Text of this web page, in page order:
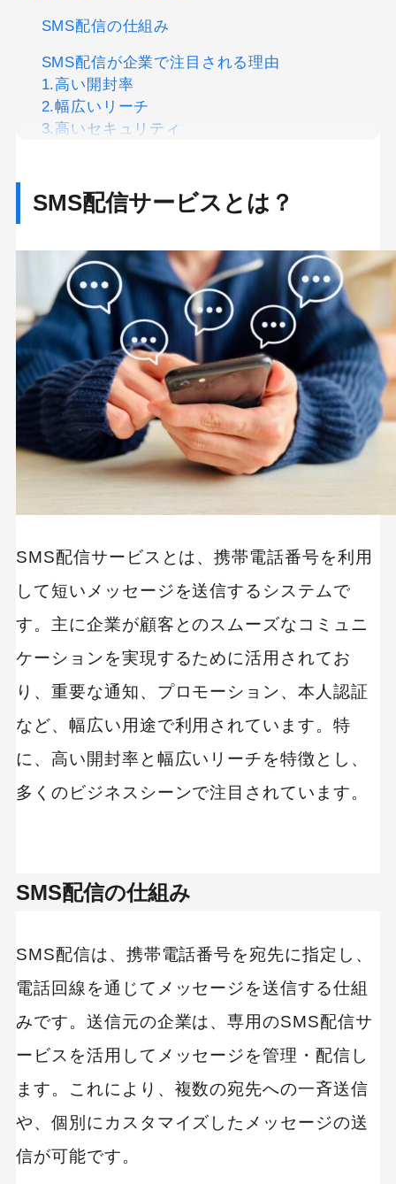
SMS配信の仕組み
SMS配信が企業で注目される理由
1.高い開封率
2.幅広いリーチ
3.高いセキュリティ
高い開封率と即時性
簡単な運用とシステム連携が可能
コストパフォーマンスの良さ
SMS配信サービスを導入するデメリット
文字数制限による情報伝達の制約
配信規制や制約のリスク
効果測定や運用体制の課題
SMS配信サービスの主な機能と特徴
即時性の高い通知機能
個別カスタマイズが可能なメッセージ送信
配信結果の分析とレポート
料金比較でわかるSMS配信サービスのコスト構造
基本料金と従量課金の仕組み
利用頻度に応じたプラン選択
ボリュームディスカウントの活用
セキュリティは問題ないか
導入後のサポート体制は充実しているか
配信エラー時の対応力と信頼性
多言語対応や海外配信の可否
スケーラビリティと柔軟性のある料金プラン
おすすめのSMS配信サービス10選【法人向け】
SMS配信サービスとは？
SMS配信サービスとは、携帯電話番号を利用
して短いメッセージを送信するシステムで
す。主に企業が顧客とのスムーズなコミュニ
ケーションを実現するために活用されてお
り、重要な通知、プロモーション、本人認証
など、幅広い用途で利用されています。特
に、高い開封率と幅広いリーチを特徴とし、
多くのビジネスシーンで注目されています。
SMS配信の仕組み
SMS配信は、携帯電話番号を宛先に指定し、
電話回線を通じてメッセージを送信する仕組
みです。送信元の企業は、専用のSMS配信サ
ービスを活用してメッセージを管理・配信し
ます。これにより、複数の宛先への一斉送信
や、個別にカスタマイズしたメッセージの送
信が可能です。